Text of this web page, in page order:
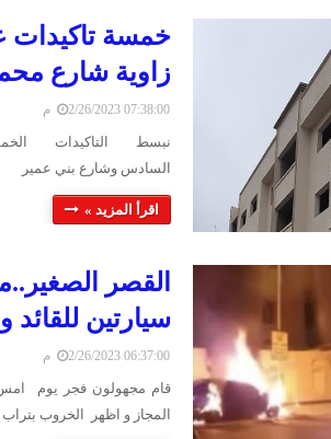
خمسة تاكيدات
زاوية شارع
2/26/2023 07:38:00 م
نبسط التاكيدات
السادس وشارع بني عمير
اقرأ المزيد »
القصر
سيارتين للقائد
2/26/2023 06:37:00 م
قام مجهولون فجر يوم امس
المجاز و اظهر الخروب